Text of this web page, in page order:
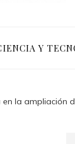
Y
la ampliación